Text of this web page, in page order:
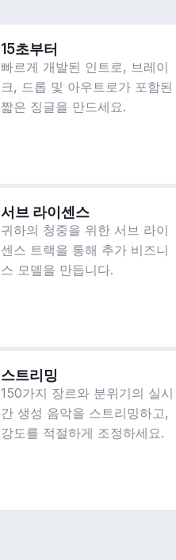
15초부터
빠르게 개발된 인트로, 브레이
크, 드롭 및 아우트로가 포함된
짧은 징글을 만드세요.
서브 라이센스
귀하의 청중을 위한 서브 라이
센스 트랙을 통해 추가 비즈니
스 모델을 만듭니다.
스트리밍
150가지 장르와 분위기의 실시
간 생성 음악을 스트리밍하고,
강도를 적절하게 조정하세요.